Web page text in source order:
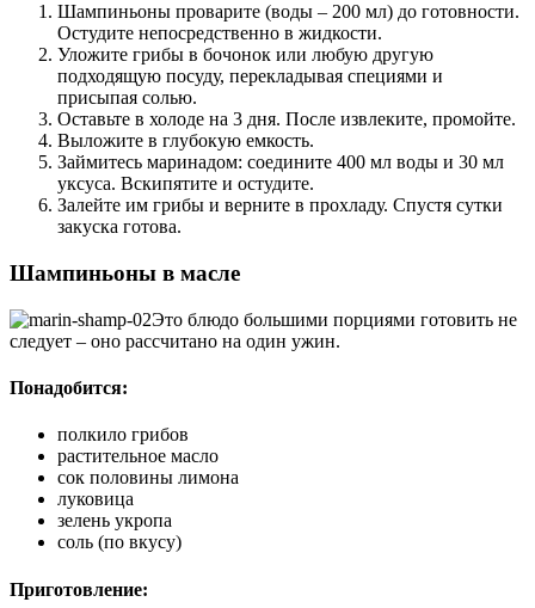
Шампиньоны проварите (воды – 200 мл) до готовности.
Остудите непосредственно в жидкости.
Уложите грибы в бочонок или любую другую
подходящую посуду, перекладывая специями и
присыпая солью.
Оставьте в холоде на 3 дня. После извлеките, промойте.
Выложите в глубокую емкость.
Займитесь маринадом: соедините 400 мл воды и 30 мл
уксуса. Вскипятите и остудите.
Залейте им грибы и верните в прохладу. Спустя сутки
закуска готова.
Шампиньоны в масле
Это блюдо большими порциями готовить не
следует – оно рассчитано на один ужин.
Понадобится:
полкило грибов
растительное масло
сок половины лимона
луковица
зелень укропа
соль (по вкусу)
Приготовление: